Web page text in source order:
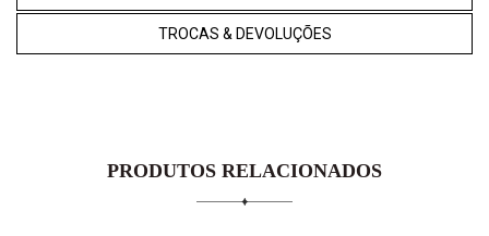
TROCAS & DEVOLUÇÕES
PRODUTOS RELACIONADOS